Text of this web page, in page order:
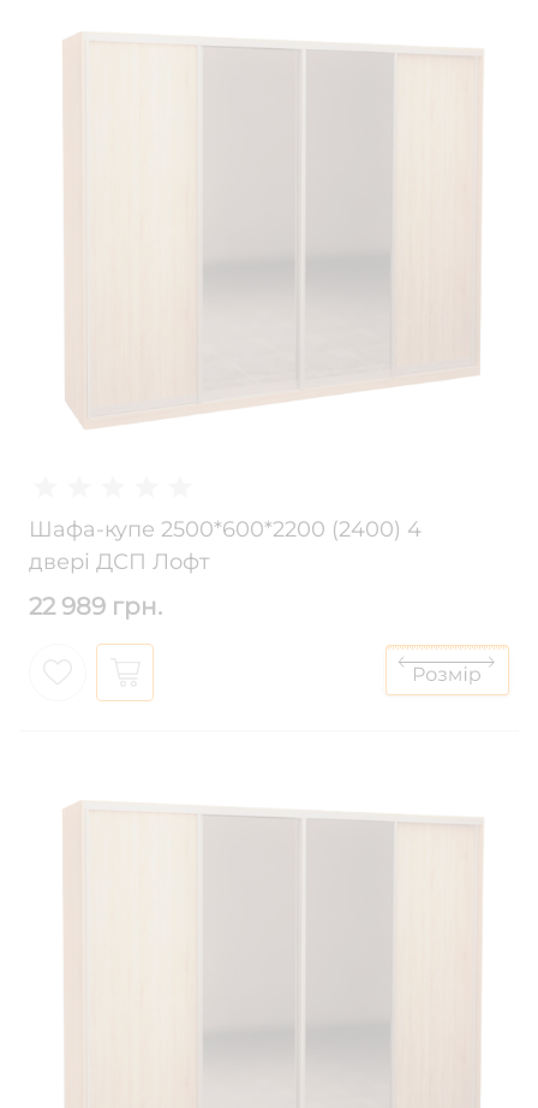
Шафа-купе 2500*600*2200 (2400) 4
двері ДСП Лофт
22 989 грн.